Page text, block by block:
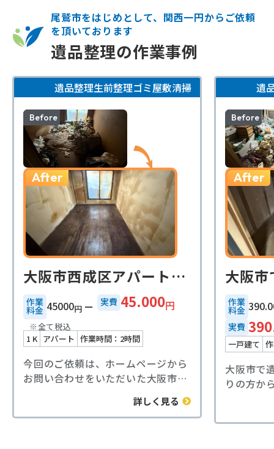
尾鷲市をはじめとして、関西一円からご依頼
を頂いております
遺品整理の作業事例
遺品整理生前整理ゴミ屋敷清掃
1 K アパート 作業時間：2時間
作業
料金 45000円
実費 45.000円
※全て税込
Before
After
大阪市西成区アパート1k遺品整理事例
今回のご依頼は、ホームページから
お問い合わせをいただいた大阪市西
間取りは1Kのお部屋で、室内の汚れ
がかなり進んでいる状態でした。
詳しく見る
遺
一戸建て
作業
料金
実費
Before
After
大阪市で
りの方か
ご納得い